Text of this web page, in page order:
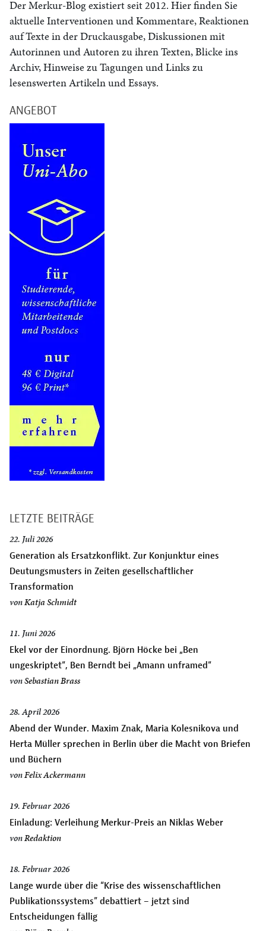
Der Merkur-Blog existiert seit 2012. Hier finden Sie
aktuelle Interventionen und Kommentare, Reaktionen
auf Texte in der Druckausgabe, Diskussionen mit
Autorinnen und Autoren zu ihren Texten, Blicke ins
Archiv, Hinweise zu Tagungen und Links zu
lesenswerten Artikeln und Essays.
ANGEBOT
LETZTE BEITRÄGE
22. Juli 2026
Generation als Ersatzkonflikt. Zur Konjunktur eines
Deutungsmusters in Zeiten gesellschaftlicher
Transformation
vonKatja Schmidt
11. Juni 2026
Ekel vor der Einordnung. Björn Höcke bei „Ben
ungeskriptet“, Ben Berndt bei „Amann unframed“
vonSebastian Brass
28. April 2026
Abend der Wunder. Maxim Znak, Maria Kolesnikova und
Herta Müller sprechen in Berlin über die Macht von Briefen
und Büchern
vonFelix Ackermann
19. Februar 2026
Einladung: Verleihung Merkur-Preis an Niklas Weber
vonRedaktion
18. Februar 2026
Lange wurde über die “Krise des wissenschaftlichen
Publikationssystems” debattiert – jetzt sind
Entscheidungen fällig